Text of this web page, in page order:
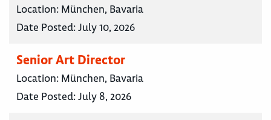
Location: München, Bavaria
Date Posted:July 10, 2026
Senior Art Director
Location: München, Bavaria
Date Posted:July 8, 2026